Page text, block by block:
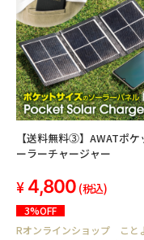
【送料無料③】AWATポケ
ーラーチャージャー
4,800 (税込)
3%OFF
Rオンラインショップ こと